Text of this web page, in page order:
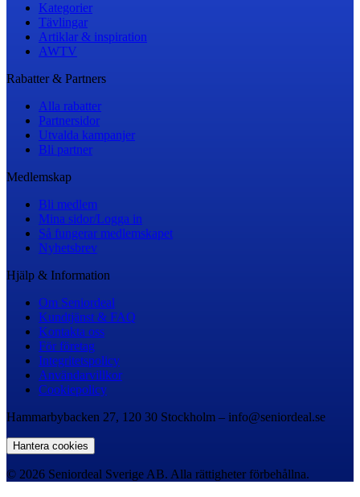
Kategorier
Tävlingar
Artiklar & inspiration
AWTV
Rabatter & Partners
Alla rabatter
Partnersidor
Utvalda kampanjer
Bli partner
Medlemskap
Bli medlem
Mina sidor/Logga in
Så fungerar medlemskapet
Nyhetsbrev
Hjälp & Information
Om Seniordeal
Kundtjänst & FAQ
Kontakta oss
För företag
Integritetspolicy
Användarvillkor
Cookiepolicy
Hammarbybacken 27, 120 30 Stockholm – info@seniordeal.se
Hantera cookies
© 2026 Seniordeal Sverige AB. Alla rättigheter förbehållna.